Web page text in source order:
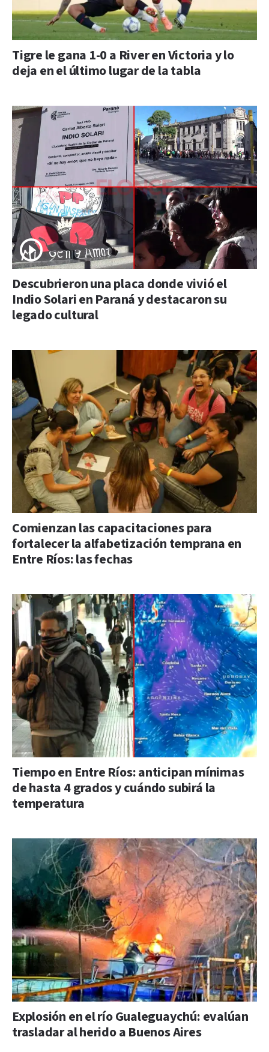
Tigre le gana 1-0 a River en Victoria y lo
deja en el último lugar de la tabla
Descubrieron una placa donde vivió el
Indio Solari en Paraná y destacaron su
legado cultural
Comienzan las capacitaciones para
fortalecer la alfabetización temprana en
Entre Ríos: las fechas
Tiempo en Entre Ríos: anticipan mínimas
de hasta 4 grados y cuándo subirá la
temperatura
Explosión en el río Gualeguaychú: evalúan
trasladar al herido a Buenos Aires